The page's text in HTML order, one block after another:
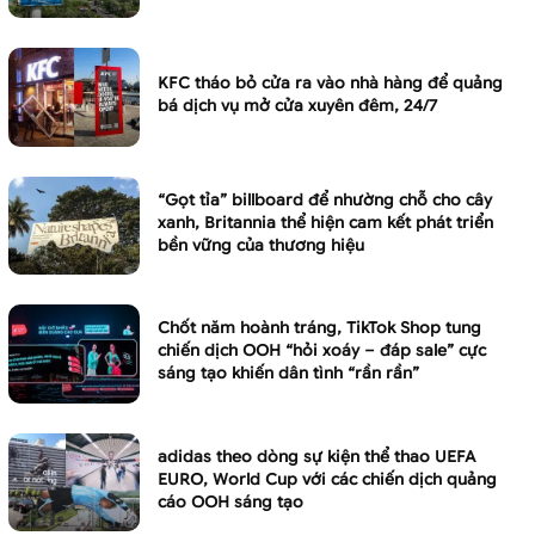
KFC tháo bỏ cửa ra vào nhà hàng để quảng
bá dịch vụ mở cửa xuyên đêm, 24/7
“Gọt tỉa” billboard để nhường chỗ cho cây
xanh, Britannia thể hiện cam kết phát triển
bền vững của thương hiệu
Chốt năm hoành tráng, TikTok Shop tung
chiến dịch OOH “hỏi xoáy – đáp sale” cực
sáng tạo khiến dân tình “rần rần”
adidas theo dòng sự kiện thể thao UEFA
EURO, World Cup với các chiến dịch quảng
cáo OOH sáng tạo